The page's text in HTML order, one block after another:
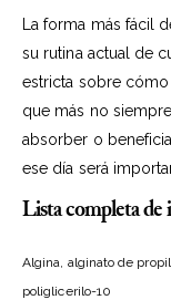
La forma más fácil
su rutina actual de
estricta sobre
que más no
absorber o
ese día será
Lista completa de
Algina, alginato de
poliglicerilo-10